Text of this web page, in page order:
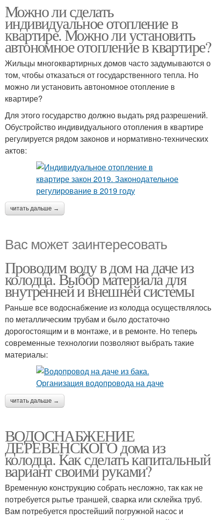
Можно ли сделать
индивидуальное отопление в
квартире. Можно ли установить
автономное отопление в квартире?
Жильцы многоквартирных домов часто задумываются о
том, чтобы отказаться от государственного тепла. Но
можно ли установить автономное отопление в
квартире?
Для этого государство должно выдать ряд разрешений.
Обустройство индивидуального отопления в квартире
регулируется рядом законов и нормативно-технических
актов:
читать дальше →
Вас может заинтересовать
Проводим воду в дом на даче из
колодца. Выбор материала для
внутренней и внешней системы
Раньше все водоснабжение из колодца осуществлялось
по металлическим трубам и было достаточно
дорогостоящим и в монтаже, и в ремонте. Но теперь
современные технологии позволяют выбрать такие
материалы:
читать дальше →
ВОДОСНАБЖЕНИЕ
ДЕРЕВЕНСКОГО дома из
колодца. Как сделать капитальный
вариант своими руками?
Временную конструкцию собрать несложно, так как не
потребуется рытье траншей, сварка или склейка труб.
Вам потребуется простейший погружной насос и